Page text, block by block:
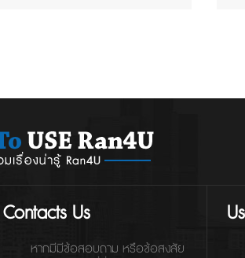
Contacts Us
หากมีมีข้อสอบถาม หรือข้อสงสัย